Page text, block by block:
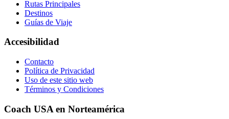
Rutas Principales
Destinos
Guías de Viaje
Accesibilidad
Contacto
Política de Privacidad
Uso de este sitio web
Términos y Condiciones
Coach USA en Norteamérica